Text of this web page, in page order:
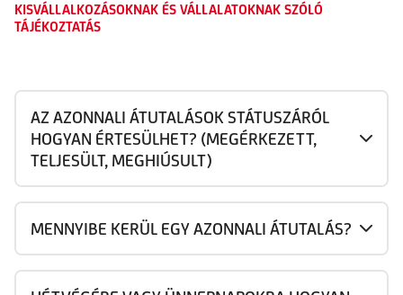
KISVÁLLALKOZÁSOKNAK ÉS VÁLLALATOKNAK SZÓLÓ
TÁJÉKOZTATÁS
AZ AZONNALI ÁTUTALÁSOK STÁTUSZÁRÓL
HOGYAN ÉRTESÜLHET? (MEGÉRKEZETT,
TELJESÜLT, MEGHIÚSULT)
MENNYIBE KERÜL EGY AZONNALI ÁTUTALÁS?